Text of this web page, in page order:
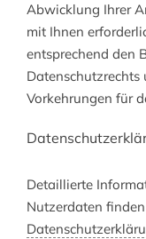
Abwicklung Ihrer
mit Ihnen
entsprechend den
Vorkehrungen für
Detaillierte
Nutzerdaten